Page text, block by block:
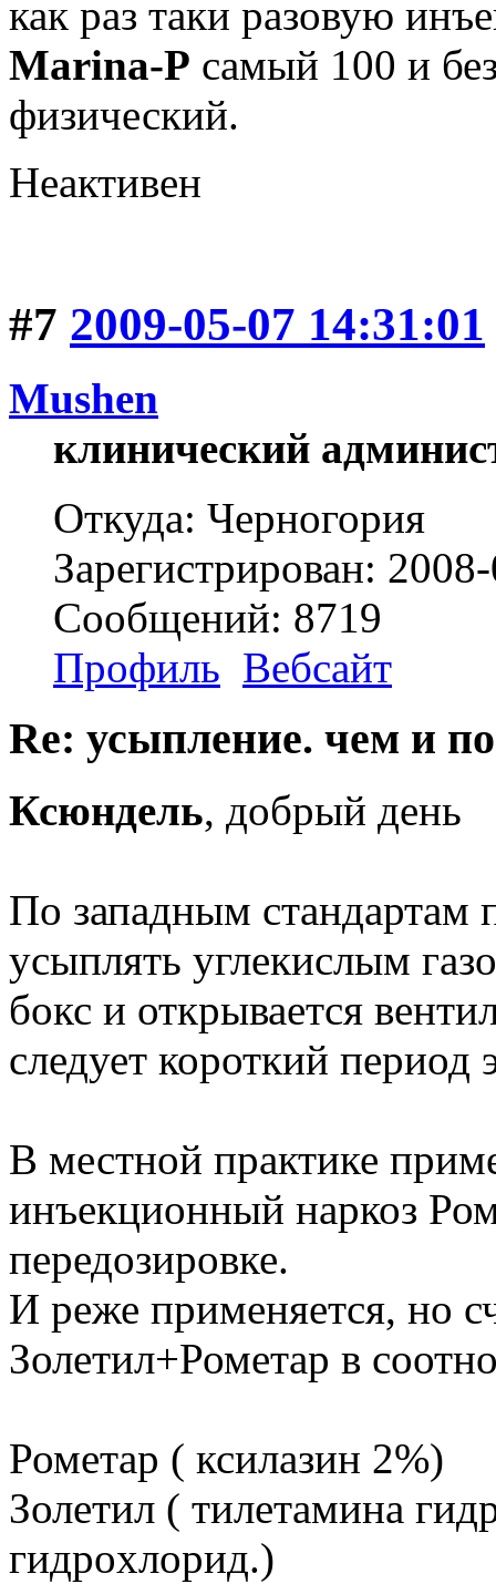
как раз таки разовую
Marina-P самый 100 и
физический.
Неактивен
#7 2009-05-07 14:31:01
Mushen
клинический
Откуда: Черногория
Зарегистрирован:
Сообщений: 8719
Профиль Вебсайт
Re: усыпление. чем и
Ксюндель, добрый день
По западным стандартам
усыплять углекислым
бокс и открывается
следует короткий
В местной практике
инъекционный наркоз
передозировке.
И реже применяется, но
Золетил+Рометар в
Рометар ( ксилазин 2%)
Золетил ( тилeтaминa
гидpoxлopид.)